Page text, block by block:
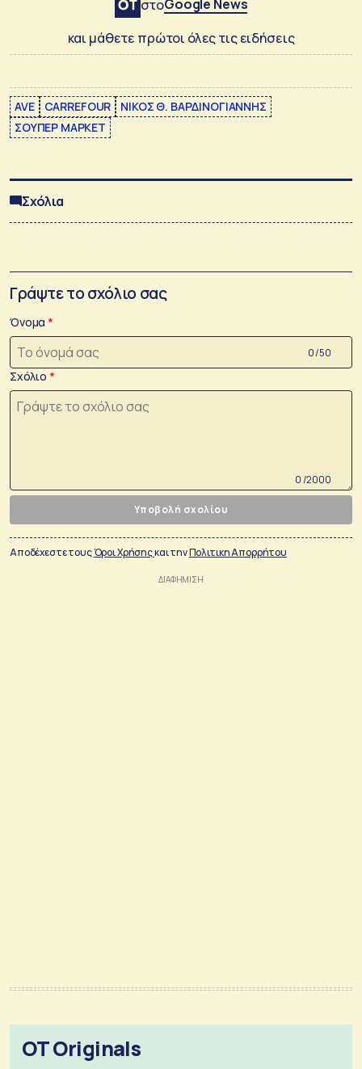
στοGoogle News
και μάθετε πρώτοι όλες τις ειδήσεις
AVE CARREFOUR
ΝΙΚΟΣ Θ. ΒΑΡΔΙΝΟΓΙΑΝΝΗΣ
ΣΟΥΠΕΡ ΜΑΡΚΕΤ
Σχόλια
Γράψτε το σχόλιο σας
Όνομα
0 /50
Σχόλιο
0 /2000
Υποβολή σχολίου
Αποδέχεστε τουςΌροι Χρήσηςκαι τηνΠολιτικη Απορρήτου
OT Originals